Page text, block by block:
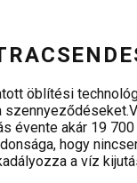
öblítési
évente akár 19
hogy
a víz